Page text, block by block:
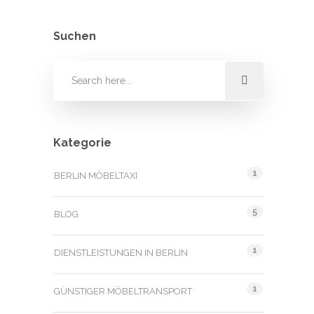
Suchen
Kategorie
BERLIN MÖBELTAXI 1
BLOG 5
DIENSTLEISTUNGEN IN BERLIN 1
GÜNSTIGER MÖBELTRANSPORT 1